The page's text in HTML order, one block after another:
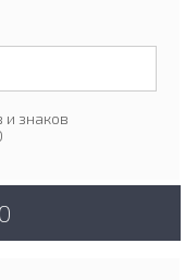
и знаков